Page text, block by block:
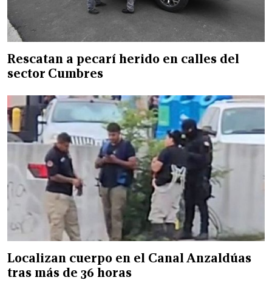
Rescatan a pecarí herido en calles del
sector Cumbres
Localizan cuerpo en el Canal Anzaldúas
tras más de 36 horas